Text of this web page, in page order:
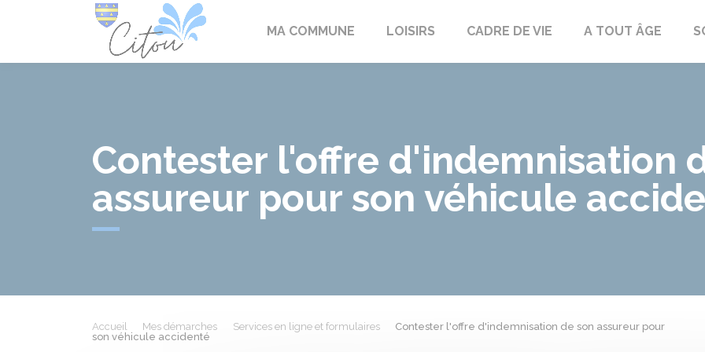
MA COMMUNE LOISIRS CADRE DE VIE A TOUT ÂGE
Contester l'offre d'indemnisation
assureur pour son véhicule
Accueil Mes démarches Services en ligne et formulaires
Contester l'offre d'indemnisation de son assureur pour
son véhicule accidenté